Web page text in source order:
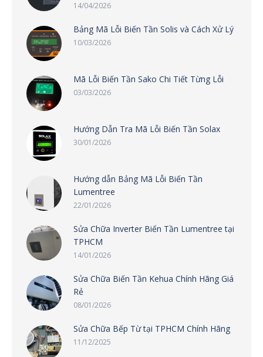
14/04/2026
Bảng Mã Lỗi Biến Tần Solis và Cách Xử Lý
10/03/2026
Mã Lỗi Biến Tần Sako Chi Tiết Từng Lỗi
03/03/2026
Hướng Dẫn Tra Mã Lỗi Biến Tần Solax
30/01/2026
Hướng dẫn Bảng Mã Lỗi Biến Tần
Lumentree
22/01/2026
Sửa Chữa Inverter Biến Tần Lumentree tại
TPHCM
14/01/2026
Sửa Chữa Biến Tần Kehua Chính Hãng Giá
Rẻ
08/01/2026
Sửa Chữa Bếp Từ tại TPHCM Chính Hãng
11/12/2025